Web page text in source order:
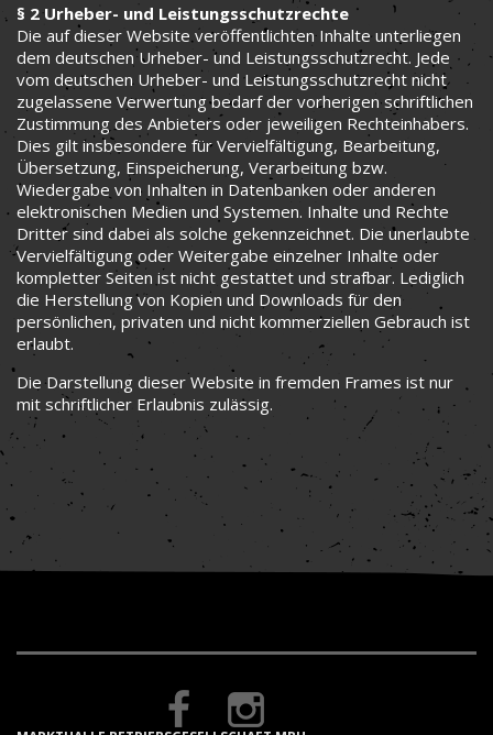
§ 2 Urheber- und Leistungsschutzrechte
Die auf dieser Website veröffentlichten Inhalte unterliegen
dem deutschen Urheber- und Leistungsschutzrecht. Jede
vom deutschen Urheber- und Leistungsschutzrecht nicht
zugelassene Verwertung bedarf der vorherigen schriftlichen
Zustimmung des Anbieters oder jeweiligen Rechteinhabers.
Dies gilt insbesondere für Vervielfältigung, Bearbeitung,
Übersetzung, Einspeicherung, Verarbeitung bzw.
Wiedergabe von Inhalten in Datenbanken oder anderen
elektronischen Medien und Systemen. Inhalte und Rechte
Dritter sind dabei als solche gekennzeichnet. Die unerlaubte
Vervielfältigung oder Weitergabe einzelner Inhalte oder
kompletter Seiten ist nicht gestattet und strafbar. Lediglich
die Herstellung von Kopien und Downloads für den
persönlichen, privaten und nicht kommerziellen Gebrauch ist
erlaubt.
Die Darstellung dieser Website in fremden Frames ist nur
mit schriftlicher Erlaubnis zulässig.